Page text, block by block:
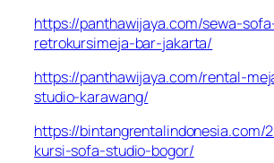
https://panthawijaya.com/sewa-
retrokursimeja-bar-jakarta/
https://panthawijaya.com/rental-
studio-karawang/
https://bintangrentalindonesia.com/
kursi-sofa-studio-bogor/